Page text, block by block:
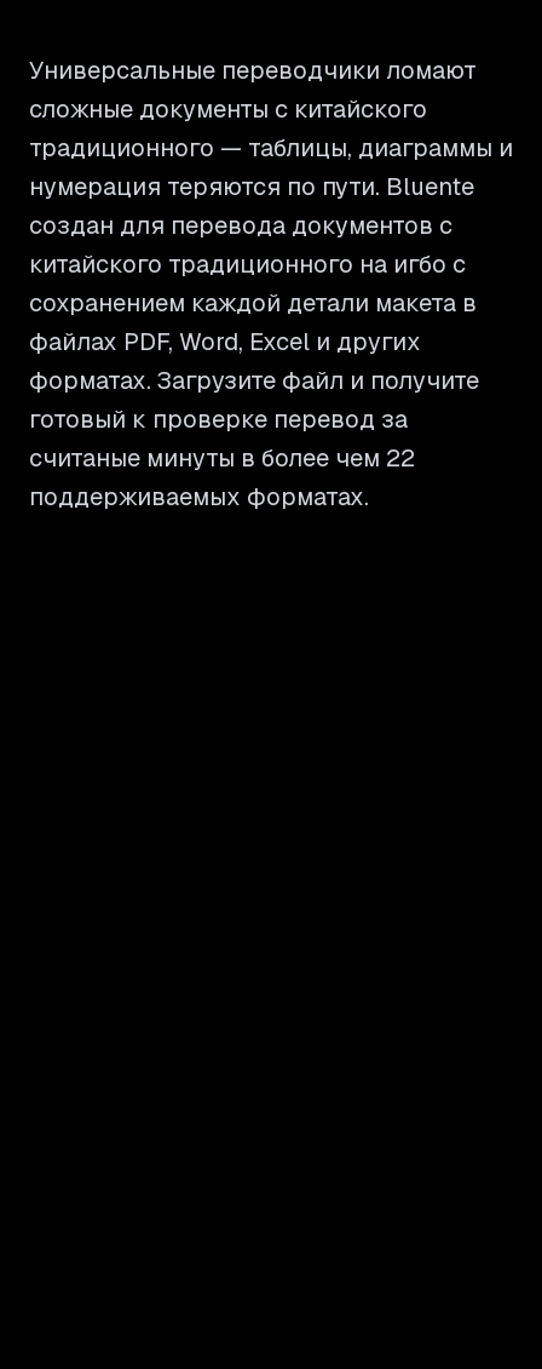
Универсальные переводчики ломают
сложные документы с китайского
традиционного — таблицы, диаграммы и
нумерация теряются по пути. Bluente
создан для перевода документов с
китайского традиционного на игбо с
сохранением каждой детали макета в
файлах PDF, Word, Excel и других
форматах. Загрузите файл и получите
готовый к проверке перевод за
считаные минуты в более чем 22
поддерживаемых форматах.